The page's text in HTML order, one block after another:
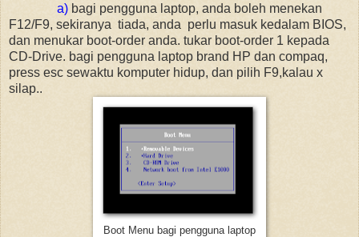
a) bagi pengguna laptop, anda boleh menekan
F12/F9, sekiranya tiada, anda perlu masuk kedalam BIOS,
dan menukar boot-order anda. tukar boot-order 1 kepada
CD-Drive. bagi pengguna laptop brand HP dan compaq,
press esc sewaktu komputer hidup, dan pilih F9,kalau x
silap..
Boot Menu bagi pengguna laptop